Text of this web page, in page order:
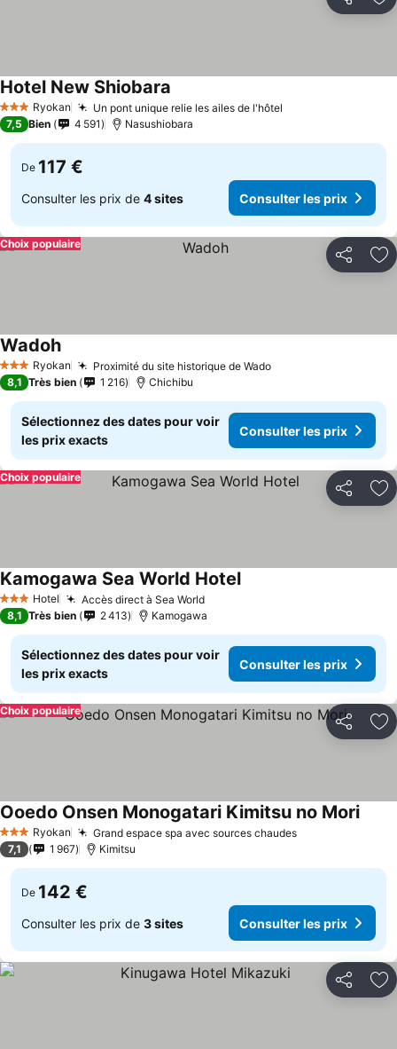
Partager
3 ÉtoilesRyokan Un pont unique relie les ailes de l'hôtel
Hotel New Shiobara
7,5 Bien 4 591 Nasushiobara
De 117 €
Consulter les prix de 4 sites Consulter les prix
Partager
Choix populaire
3 ÉtoilesRyokan Proximité du site historique de WadoConsulter les prix
WadohConsulter les prix
8,1 Très bien 1 216 Chichibu
Sélectionnez des dates pour voir
les prix exacts
Consulter les prix
Partager
Choix populaire
3 ÉtoilesHotel Accès direct à Sea WorldConsulter les prix
Kamogawa Sea World HotelConsulter les prix
8,1 Très bien 2 413 Kamogawa
Sélectionnez des dates pour voir
les prix exacts
Consulter les prix
Partager
Choix populaire
3 ÉtoilesRyokan Grand espace spa avec sources chaudesConsulter les
Ooedo Onsen Monogatari Kimitsu no Mori
7,1 1 967 Kimitsu
De 142 €
Consulter les prix de 3 sites Consulter les prix
Partager